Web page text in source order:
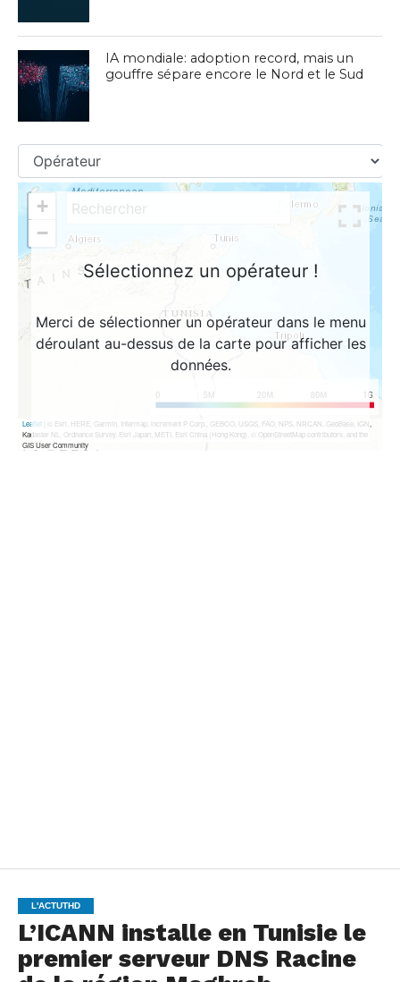
IA mondiale: adoption record, mais un
gouffre sépare encore le Nord et le Sud
L'ACTUTHD
L’ICANN installe en Tunisie le
premier serveur DNS Racine